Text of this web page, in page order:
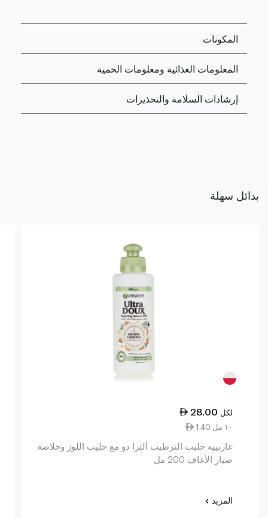
المكونات
المعلومات الغذائية ومعلومات الحمية
إرشادات السلامة والتحذيرات
بدائل سهلة
28.00 لكل
1.40 ١٠ مل
غارنييه حليب الترطيب ألترا دو مع حليب اللوز وخلاصة
صبار الأغاف 200 مل
المزيد